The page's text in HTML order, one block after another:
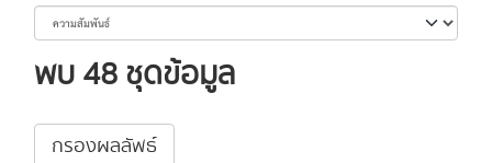
พบ 48 ชุดข้อมูล
กรองผลลัพธ์